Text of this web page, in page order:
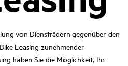
von Diensträdern gegenüber den
Leasing zunehmender
haben Sie die Möglichkeit, Ihr